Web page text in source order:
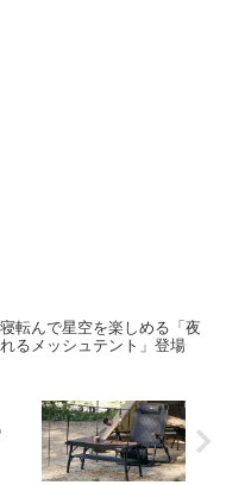
転んで星空を楽しめる「夜
るメッシュテント」登場